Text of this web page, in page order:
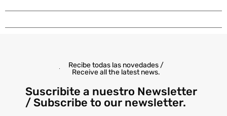
Recibe todas las novedades /
Receive all the latest news.
Suscribite a nuestro Newsletter
/ Subscribe to our newsletter.